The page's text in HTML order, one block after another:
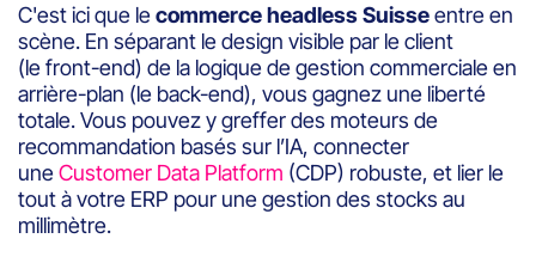
C'est ici que lecommerce headless Suisseentre en
scène. En séparant le design visible par le client
(le front-end) de la logique de gestion commerciale en
arrière-plan (le back-end), vous gagnez une liberté
totale. Vous pouvez y greffer des moteurs de
recommandation basés sur l’IA, connecter
uneCustomer Data Platform (CDP) robuste, et lier le
tout à votre ERP pour une gestion des stocks au
millimètre.